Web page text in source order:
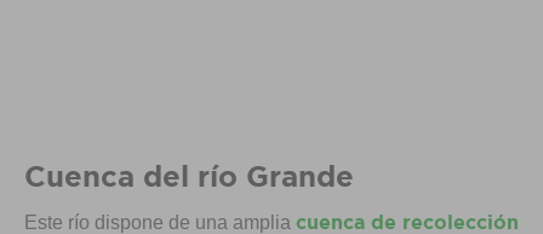
Cuenca del río Grande
Este río dispone de una amplia cuenca de recolección